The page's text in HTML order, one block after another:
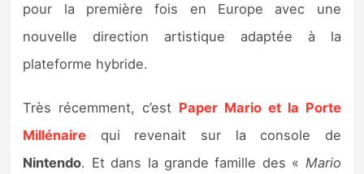
Bons plans
pour la première fois en Europe avec une
nouvelle direction artistique adaptée à la
plateforme hybride.
Très récemment, c’est Paper Mario et la Porte
Millénaire qui revenait sur la console de
Nintendo. Et dans la grande famille des « Mario